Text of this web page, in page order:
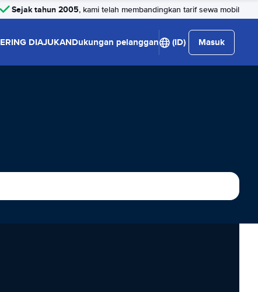
Sejak tahun 2005, kami telah membandingkan tarif sewa mobil
DIAJUKANDukungan pelanggan (ID) Masuk